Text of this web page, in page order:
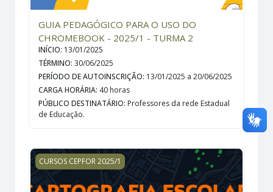
GUIA PEDAGÓGICO PARA O USO DO
CHROMEBOOK - 2025/1 - TURMA 2
INÍCIO: 13/01/2025
TÉRMINO:30/06/2025
PERÍODO DE AUTOINSCRIÇÃO: 13/01/2025 a 20/06/2025
CARGA HORÁRIA: 40 horas
PÚBLICO DESTINATÁRIO: Professores da rede Estadual
de Educação.
Cartografia Escolar - 2ª EDIÇÃO - 2025/1 - TURMA 5
CURSOS CEPFOR 2025/1